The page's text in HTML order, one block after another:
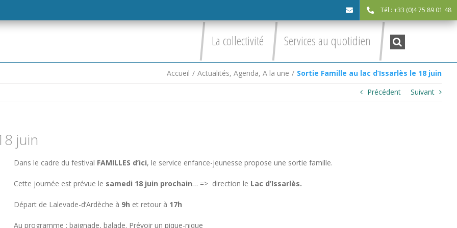
Tél : +33 (0)4 75 89 01 48
La collectivité Services au quotidien Recherche
:
Accueil / Actualités, Agenda, A la une / Sortie Famille au lac d’Issarlès le 18 juin
Précédent
Suivant
juin
Dans le cadre du festival FAMILLES d’ici, le service enfance-jeunesse propose une sortie famille.
Cette journée est prévue le samedi 18 juin prochain… => direction le Lac d’Issarlès.
Départ de Lalevade-d’Ardèche à 9h et retour à 17h
Au programme : baignade, balade. Prévoir un pique-nique